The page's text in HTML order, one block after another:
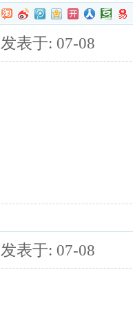
发表于: 07-08
发表于: 07-08